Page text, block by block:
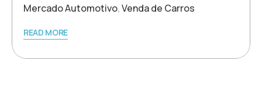
Mercado Automotivo,Venda de Carros
READ MORE